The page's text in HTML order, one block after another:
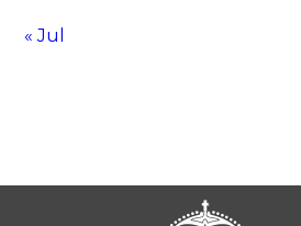
« Jul